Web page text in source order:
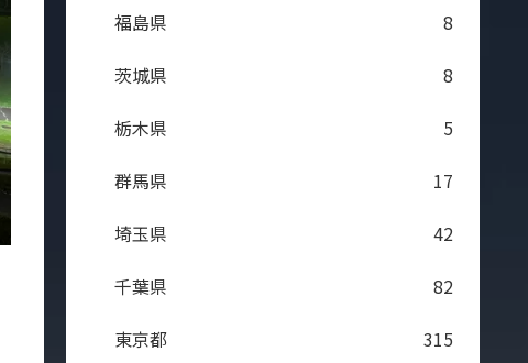
福島県
8
茨城県
8
栃木県
5
群馬県
17
埼玉県
42
千葉県
82
東京都
315